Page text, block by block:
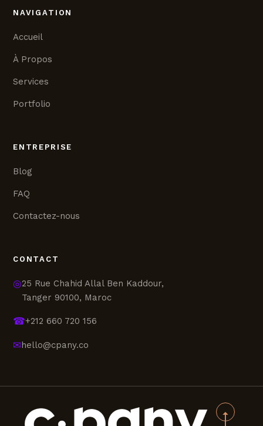
NAVIGATION
Accueil
À Propos
Services
Portfolio
ENTREPRISE
Blog
FAQ
Contactez-nous
CONTACT
◎25 Rue Chahid Allal Ben Kaddour,
Tanger 90100, Maroc
☎+212 660 720 156
✉hello@cpany.co